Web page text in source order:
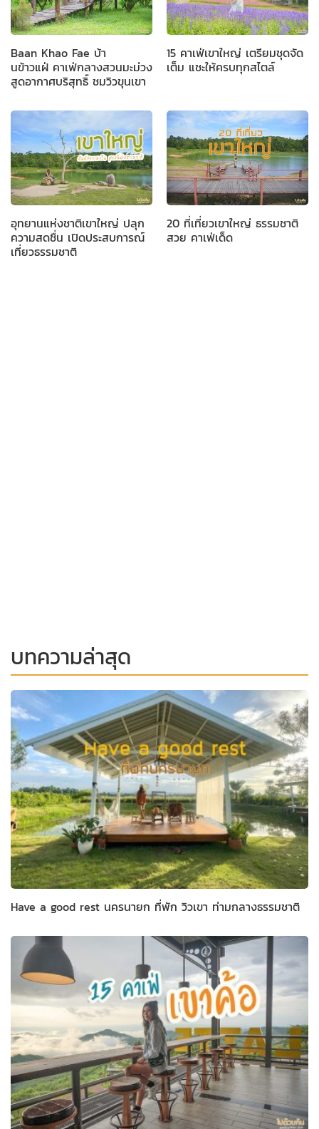
Baan Khao Fae บ้า
นข้าวแฝ่ คาเฟ่กลางสวนมะม่วง
สูดอากาศบริสุทธิ์ ชมวิวขุนเขา
15 คาเฟ่เขาใหญ่ เตรียมชุดจัด
เต็ม แชะให้ครบทุกสไตล์
อุทยานแห่งชาติเขาใหญ่ ปลุก
ความสดชื่น เปิดประสบการณ์
เที่ยวธรรมชาติ
20 ที่เที่ยวเขาใหญ่ ธรรมชาติ
สวย คาเฟ่เด็ด
บทความล่าสุด
Have a good rest นครนายก ที่พัก วิวเขา ท่ามกลางธรรมชาติ